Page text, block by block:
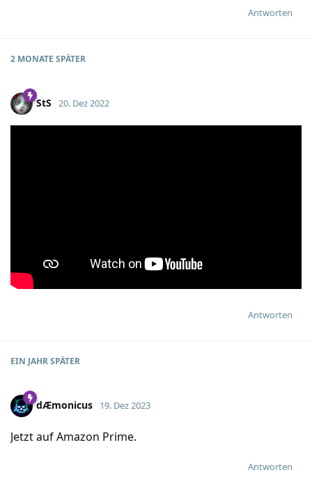
Antworten
2 MONATE SPÄTER
StS 20. Dez 2022
Antworten
EIN JAHRSPÄTER
dÆmonicus 19. Dez 2023
Jetzt auf Amazon Prime.
Antworten